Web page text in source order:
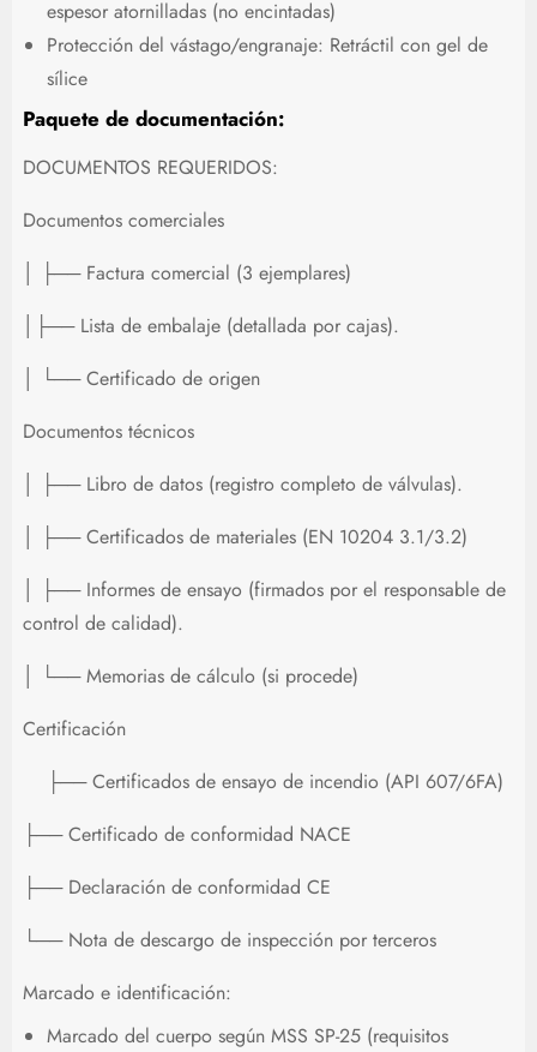
espesor atornilladas (no encintadas)
Protección del vástago/engranaje: Retráctil con gel de
sílice
Paquete de documentación:
DOCUMENTOS REQUERIDOS:
Documentos comerciales
│ ├── Factura comercial (3 ejemplares)
│├── Lista de embalaje (detallada por cajas).
│ └── Certificado de origen
Documentos técnicos
│ ├── Libro de datos (registro completo de válvulas).
│ ├── Certificados de materiales (EN 10204 3.1/3.2)
│ ├── Informes de ensayo (firmados por el responsable de
control de calidad).
│ └── Memorias de cálculo (si procede)
Certificación
├── Certificados de ensayo de incendio (API 607/6FA)
├── Certificado de conformidad NACE
├── Declaración de conformidad CE
└── Nota de descargo de inspección por terceros
Marcado e identificación:
Marcado del cuerpo según MSS SP-25 (requisitos